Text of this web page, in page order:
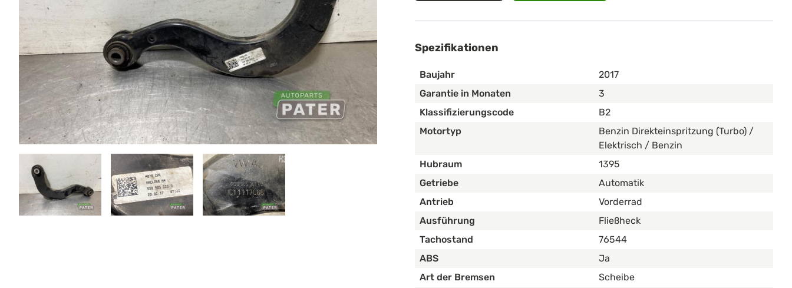
Spezifikationen
Baujahr
2017
Garantie in Monaten
3
Klassifizierungscode
B2
Motortyp
Benzin Direkteinspritzung (Turbo) /
Elektrisch / Benzin
Hubraum
1395
Getriebe
Automatik
Antrieb
Vorderrad
Ausführung
Fließheck
Tachostand
76544
ABS
Ja
Art der Bremsen
Scheibe